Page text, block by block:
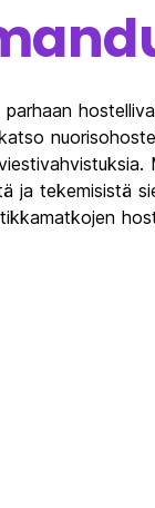
ja tekemisistä